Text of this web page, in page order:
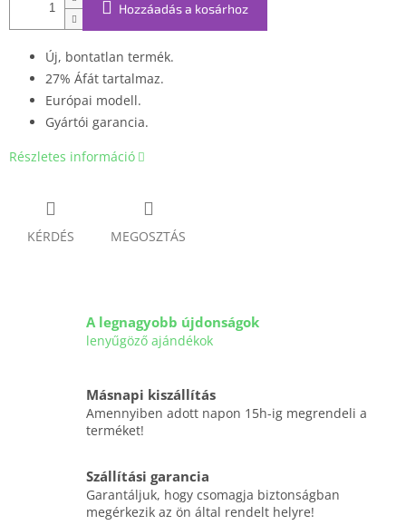
Hozzáadás a kosárhoz
Új, bontatlan termék.
27% Áfát tartalmaz.
Európai modell.
Gyártói garancia.
Részletes információ
KÉRDÉS MEGOSZTÁS
A legnagyobb újdonságok
lenyűgöző ajándékok
Másnapi kiszállítás
Amennyiben adott napon 15h-ig megrendeli a
terméket!
Szállítási garancia
Garantáljuk, hogy csomagja biztonságban
megérkezik az ön által rendelt helyre!